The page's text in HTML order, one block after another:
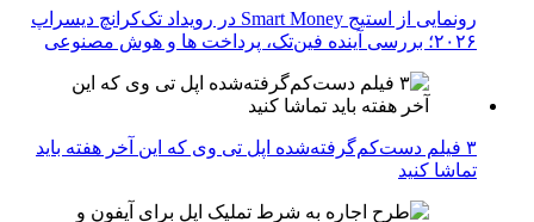
رونمایی از استیج Smart Money در رویداد تک‌کرانچ دیسراپ
۲۰۲۶؛ بررسی آینده فین‌تک، پرداخت‌ ها و هوش مصنوعی
۳ فیلم دست‌کم‌گرفته‌شده اپل تی وی که این آخر هفته باید
تماشا کنید